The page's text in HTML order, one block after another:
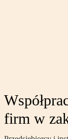
firm w